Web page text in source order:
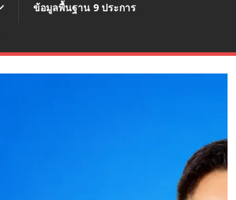
ข้อมูลพื้นฐาน 9 ประการ